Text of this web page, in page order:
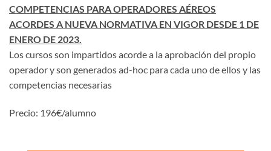
COMPETENCIAS PARA OPERADORES AÉREOS
ACORDES A NUEVA NORMATIVA EN VIGOR DESDE 1 DE
ENERO DE 2023.
Los cursos son impartidos acorde a la aprobación del propio
operador y son generados ad-hoc para cada uno de ellos y las
competencias necesarias
Precio: 196€/alumno